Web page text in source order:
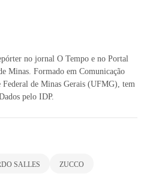
no jornal O Tempo e no Portal
Minas. Formado em Comunicação
Federal de Minas Gerais (UFMG), tem
pelo IDP.
SALLES ZUCCO